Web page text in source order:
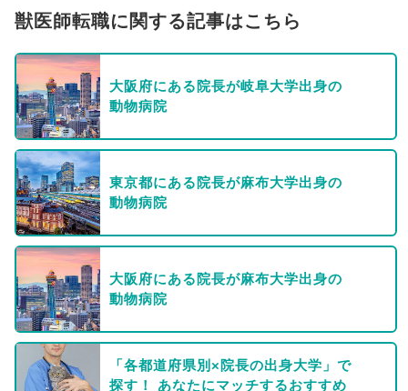
獣医師転職に関する記事はこちら
大阪府にある院長が岐阜大学出身の
動物病院
東京都にある院長が麻布大学出身の
動物病院
大阪府にある院長が麻布大学出身の
動物病院
「各都道府県別×院長の出身大学」で
探す！ あなたにマッチするおすすめ